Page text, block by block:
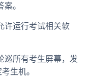
。
许运行考试相关软
巡所有考生屏幕，发
生机。